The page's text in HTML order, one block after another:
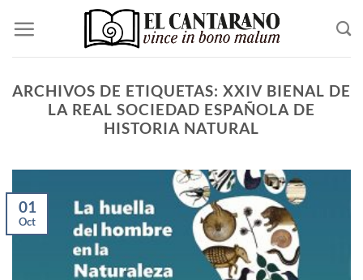
contenido
ARCHIVOS DE ETIQUETAS:XXIV BIENAL DE
LA REAL SOCIEDAD ESPAÑOLA DE
HISTORIA NATURAL
01
Oct